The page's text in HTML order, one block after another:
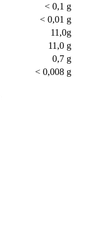
< 0,1 g
< 0,01 g
11,0g
11,0 g
0,7 g
< 0,008 g